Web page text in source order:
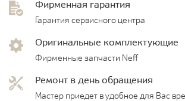
Фирменная гарантия
Гарантия сервисного центра
Оригинальные комплектующие
Фирменные запчасти Neff
Ремонт в день обращения
Мастер приедет в удобное для Вас